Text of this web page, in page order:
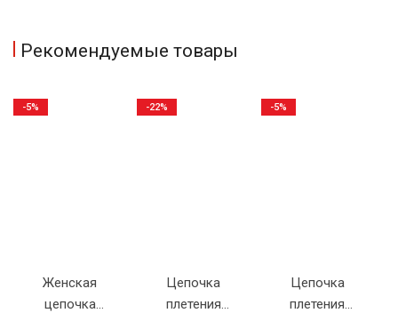
Рекомендуемые товары
Женская
цепочка
-5%
Цепочка
плетения
-22%
Цепочка
плетения
-5%